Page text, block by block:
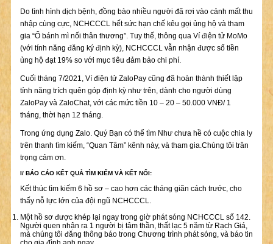
Do tình hình dịch bệnh, đồng bào nhiều người đã rơi vào cảnh mất thu
nhập cùng cực, NCHCCCL hết sức hạn chế kêu gọi ủng hộ và tham
gia “Ổ bánh mì nối thân thương”. Tuy thế, thông qua Ví điện tử MoMo
(với tính năng đăng ký định kỳ), NCHCCCL vẫn nhận được số tiền
ủng hộ đạt 19% so với mục tiêu đảm bảo chi phí.
Cuối tháng 7/2021, Ví điện tử ZaloPay cũng đã hoàn thành thiết lập
tính năng trích quên góp định kỳ như trên, dành cho người dùng
ZaloPay và ZaloChat, với các mức tiền 10 – 20 – 50.000 VNĐ/ 1
tháng, thời hạn 12 tháng.
Trong ứng dụng Zalo. Quý Bạn có thể tìm Như chưa hề có cuộc chia ly
trên thanh tìm kiếm, “Quan Tâm” kênh này, và tham gia.Chúng tôi trân
trọng cảm ơn.
I/ BÁO CÁO KẾT QUẢ TÌM KIẾM VÀ KẾT NỐI:
Kết thúc tìm kiếm 6 hồ sơ – cao hơn các tháng giãn cách trước, cho
thấy nỗ lực lớn của đội ngũ NCHCCCL.
Một hồ sơ được khép lại ngay trong giờ phát sóng NCHCCCL số 142.
Người quen nhận ra 1 người bị tâm thần, thất lạc 5 năm từ Rạch Giá,
mà chúng tôi đăng thông báo trong Chương trình phát sóng, và báo tin